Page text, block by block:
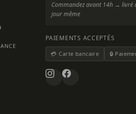
Commandez avant 14h → livré
jour même
PAIEMENTS ACCEPTÉS
💳 Carte bancaire 🔒